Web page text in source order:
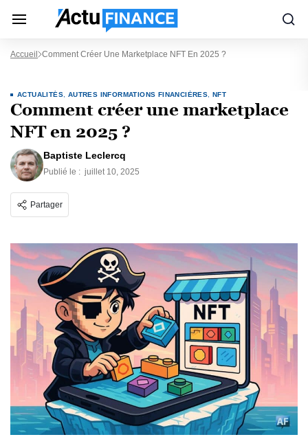
Accueil Comment Créer Une Marketplace NFT En 2025 ?
ACTUALITÉS AUTRES INFORMATIONS FINANCIÈRES NFT
Comment créer une marketplace
NFT en 2025 ?
Baptiste Leclercq
Publié le : juillet 10, 2025
Partager